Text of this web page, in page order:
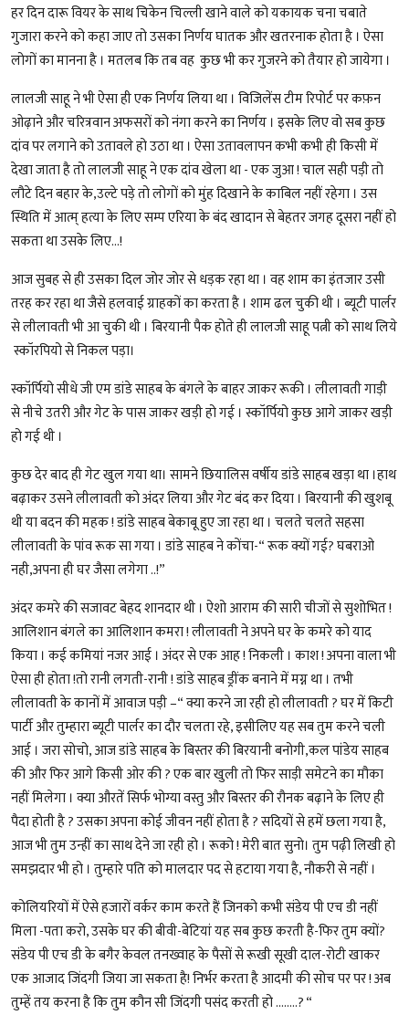
हर दिन दारू वियर के साथ चिकेन चिल्ली खाने वाले को यकायक चना चबाते
गुजारा करने को कहा जाए तो उसका निर्णय घातक और खतरनाक होता है । ऐसा
लोगों का मानना है । मतलब कि तब वह कुछ भी कर गुजरने को तैयार हो जायेगा ‌।
लालजी साहू ने भी ऐसा ही एक निर्णय लिया था । विजिलेंस टीम रिपोर्ट पर कफ़न
ओढ़ाने और चरित्रवान अफसरों को नंगा करने का निर्णय । इसके लिए वो सब कुछ
दांव पर लगाने को उतावले हो उठा था । ऐसा उतावलापन कभी कभी ही किसी में
देखा जाता है तो लालजी साहू ने एक दांव खेला था - एक जुआ ! चाल सही पड़ी तो
लौटे दिन बहार के,उल्टे पड़े तो लोगों को मुंह दिखाने के काबिल नहीं रहेगा । उस
स्थिति में आत्म् हत्या के लिए सम्प एरिया के बंद खादान से बेहतर जगह दूसरा नहीं हो
सकता था उसके लिए...!
आज सुबह से ही उसका दिल जोर जोर से धड़क रहा था । वह शाम का इंतजार उसी
तरह कर रहा था जैसे हलवाई ग्राहकों का करता है । शाम ढल चुकी थी । ब्यूटी पार्लर
से लीलावती भी आ चुकी थी । बिरयानी पैक होते ही लालजी साहू पत्नी को साथ लिये
स्कॉरपियो से निकल पड़ा।
स्कॉर्पियो सीधे जी एम डांडे साहब के बंगले के बाहर जाकर रूकी । लीलावती गाड़ी
से नीचे उतरी और गेट के पास जाकर खड़ी हो गई । स्कॉर्पियो कुछ आगे जाकर खड़ी
हो गई थी ।
कुछ देर बाद ही गेट खुल गया था। सामने छियालिस वर्षीय डांडे साहब खड़ा था ।हाथ
बढ़ाकर उसने लीलावती को अंदर लिया और गेट बंद कर दिया । बिरयानी की खुशबू
थी या बदन की महक ! डांडे साहब बेकाबू हुए जा रहा था । चलते चलते सहसा
लीलावती के पांव रूक सा गया । डांडे साहब ने कोंचा-“ रूक क्यों गई? घबराओ
नही,अपना ही घर जैसा लगेगा ..!”
अंदर कमरे की सजावट बेहद शानदार थी । ऐशो आराम की सारी चीजों से सुशोभित !
आलिशान बंगले का आलिशान कमरा ! लीलावती ने अपने घर के कमरे को याद
किया । कई कमियां नजर आई । अंदर से एक आह ! निकली । काश ! अपना वाला भी
ऐसा ही होता !तो रानी लगती-रानी ! डांडे साहब ड्रींक बनाने में मग्न था । तभी
लीलावती के कानों में आवाज पड़ी –“ क्या करने जा रही हो लीलावती ? घर में किटी
पार्टी और तुम्हारा ब्यूटी पार्लर का दौर चलता रहे, इसीलिए यह सब तुम करने चली
आई । जरा सोचो, आज डांडे साहब के बिस्तर की बिरयानी बनोगी,कल पांडेय साहब
की और फिर आगे किसी ओर की ? एक बार खुली तो फिर साड़ी समेटने का मौका
नहीं मिलेगा । क्या औरतें सिर्फ भोग्या वस्तु और बिस्तर की रौनक बढ़ाने के लिए ही
पैदा होती है ? उसका अपना कोई जीवन नहीं होता है ? सदियों से हमें छला गया है,
आज भी तुम उन्हीं का साथ देने जा रही हो । रूको ! मेरी बात सुनो। तुम पढ़ी लिखी हो
समझदार भी हो । तुम्हारे पति को मालदार पद से हटाया गया है, नौकरी से नहीं ।
कोलियरियों में ऐसे हजारों वर्कर काम करते हैं जिनको कभी संडेय पी एच डी नहीं
मिला -पता करो, उसके घर की बीवी-बेटियां यह सब कुछ करती है-फिर तुम क्यों?
संडेय पी एच डी के बगैर केवल तनख्वाह के पैसों से रूखी सूखी दाल-रोटी खाकर
एक आजाद जिंदगी जिया जा सकता है! निर्भर करता है आदमी की सोच पर पर ! अब
तुम्हें तय करना है कि तुम कौन सी जिंदगी पसंद करती हो ……..? “